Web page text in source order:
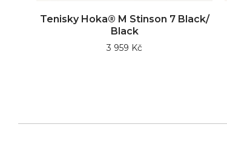
Tenisky Hoka® M Stinson 7 Black/
Black
3 959 Kč